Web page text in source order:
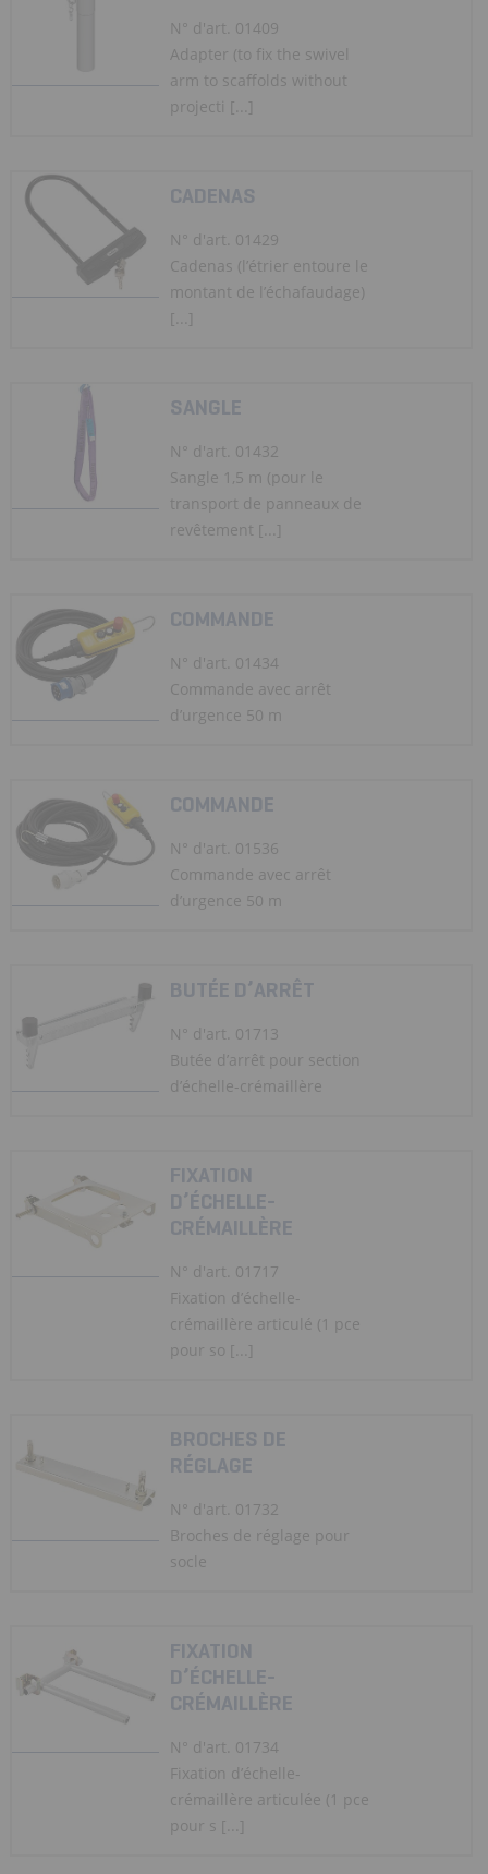
N° d'art. 01409
Adapter (to fix the swivel
arm to scaffolds without
projecti [...]
CADENAS
N° d'art. 01429
Cadenas (l’étrier entoure le
montant de l’échafaudage)
[...]
SANGLE
N° d'art. 01432
Sangle 1,5 m (pour le
transport de panneaux de
revêtement [...]
COMMANDE
N° d'art. 01434
Commande avec arrêt
d’urgence 50 m
COMMANDE
N° d'art. 01536
Commande avec arrêt
d’urgence 50 m
BUTÉE D’ARRÊT
N° d'art. 01713
Butée d’arrêt pour section
d’échelle-crémaillère
FIXATION
D’ÉCHELLE-
CRÉMAILLÈRE
N° d'art. 01717
Fixation d’échelle-
crémaillère articulé (1 pce
pour so [...]
BROCHES DE
RÉGLAGE
N° d'art. 01732
Broches de réglage pour
socle
FIXATION
D’ÉCHELLE-
CRÉMAILLÈRE
N° d'art. 01734
Fixation d’échelle-
crémaillère articulée (1 pce
pour s [...]